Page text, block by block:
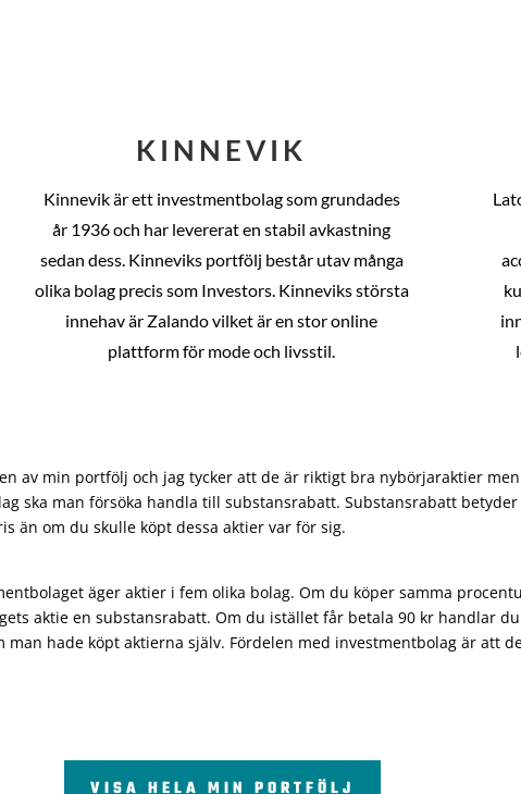
KINNEVIK
Kinnevik är ett investmentbolag som grundades
år 1936 och har levererat en stabil avkastning
sedan dess. Kinneviks portfölj består utav många
olika bolag precis som Investors. Kinneviks största
innehav är Zalando vilket är en stor online
plattform för mode och livsstil.
av min portfölj och jag tycker att de är riktigt bra nybörjaraktier
ska man försöka handla till substansrabatt. Substansrabatt
än om du skulle köpt dessa aktier var för sig.
äger aktier i fem olika bolag. Om du köper samma
aktie en substansrabatt. Om du istället får betala 90 kr handlar
hade köpt aktierna själv. Fördelen med investmentbolag är att
VISA HELA MIN PORTFÖLJ